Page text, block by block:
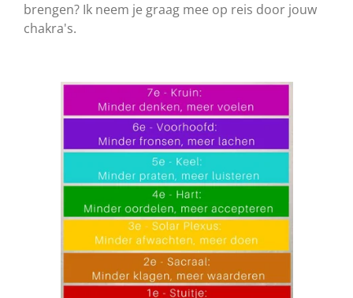
brengen? Ik neem je graag mee op reis door jouw
chakra's.